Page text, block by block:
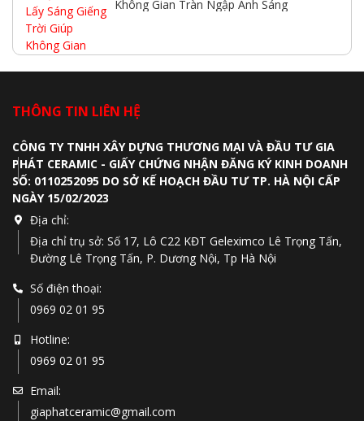
Không Gian Tràn Ngập Ánh Sáng
THÔNG TIN LIÊN HỆ
CÔNG TY TNHH XÂY DỰNG THƯƠNG MẠI VÀ ĐẦU TƯ GIA
PHÁT CERAMIC - GIẤY CHỨNG NHẬN ĐĂNG KÝ KINH DOANH
SỐ: 0110252095 DO SỞ KẾ HOẠCH ĐẦU TƯ TP. HÀ NỘI CẤP
NGÀY 15/02/2023
Địa chỉ:
Địa chỉ trụ sở: Số 17, Lô C22 KĐT Geleximco Lê Trọng Tấn,
Đường Lê Trọng Tấn, P. Dương Nội, Tp Hà Nội
Số điện thoại:
0969 02 01 95
Hotline:
0969 02 01 95
Email:
giaphatceramic@gmail.com